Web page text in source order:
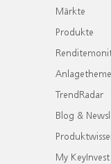
Märkte
Produkte
TrendRadar
Blog &
My KeyInvest